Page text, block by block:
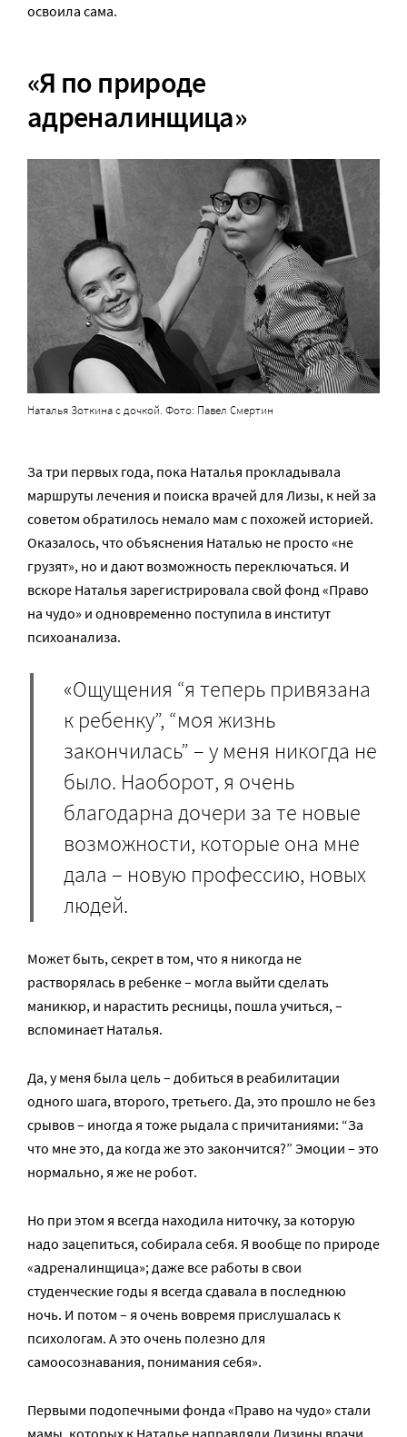
освоила сама.
«Я по природе
адреналинщица»
Наталья Зоткина с дочкой. Фото: Павел Смертин
За три первых года, пока Наталья прокладывала
маршруты лечения и поиска врачей для Лизы, к ней за
советом обратилось немало мам с похожей историей.
Оказалось, что объяснения Наталью не просто «не
грузят», но и дают возможность переключаться. И
вскоре Наталья зарегистрировала свой фонд «Право
на чудо» и одновременно поступила в институт
психоанализа.
«Ощущения “я теперь привязана
к ребенку”, “моя жизнь
закончилась” – у меня никогда не
было. Наоборот, я очень
благодарна дочери за те новые
возможности, которые она мне
дала – новую профессию, новых
людей.
Может быть, секрет в том, что я никогда не
растворялась в ребенке – могла выйти сделать
маникюр, и нарастить ресницы, пошла учиться, –
вспоминает Наталья.
Да, у меня была цель – добиться в реабилитации
одного шага, второго, третьего. Да, это прошло не без
срывов – иногда я тоже рыдала с причитаниями: “За
что мне это, да когда же это закончится?” Эмоции – это
нормально, я же не робот.
Но при этом я всегда находила ниточку, за которую
надо зацепиться, собирала себя. Я вообще по природе
«адреналинщица»; даже все работы в свои
студенческие годы я всегда сдавала в последнюю
ночь. И потом – я очень вовремя прислушалась к
психологам. А это очень полезно для
самоосознавания, понимания себя».
Первыми подопечными фонда «Право на чудо» стали